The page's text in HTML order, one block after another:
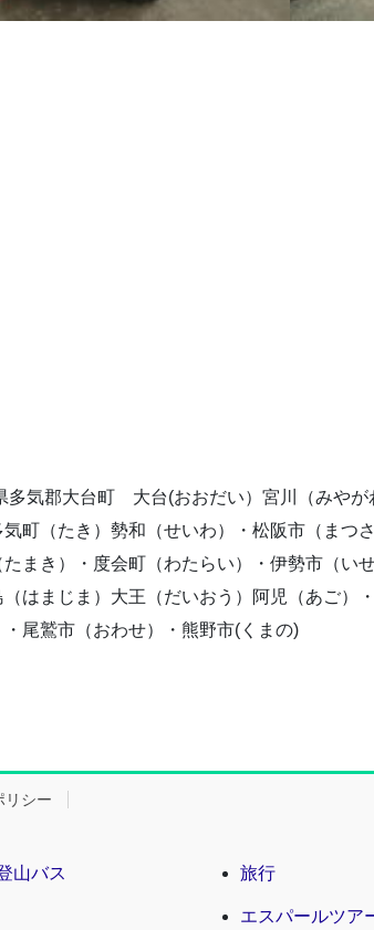
多気郡大台町 大台(おおだい）宮川（みや
気町（たき）勢和（せいわ）・松阪市（ま
まき）・度会町（わたらい）・伊勢市（い
（はまじま）大王（だいおう）阿児（あご
尾鷲市（おわせ）・熊野市(くまの)
リシー
山バス 旅行
エスパールツア